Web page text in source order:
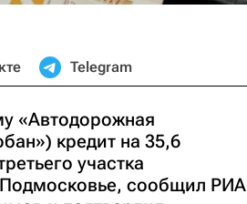
Telegram
«Автодорожная
кредит на 35,6
участка
Подмосковье, сообщил РИА